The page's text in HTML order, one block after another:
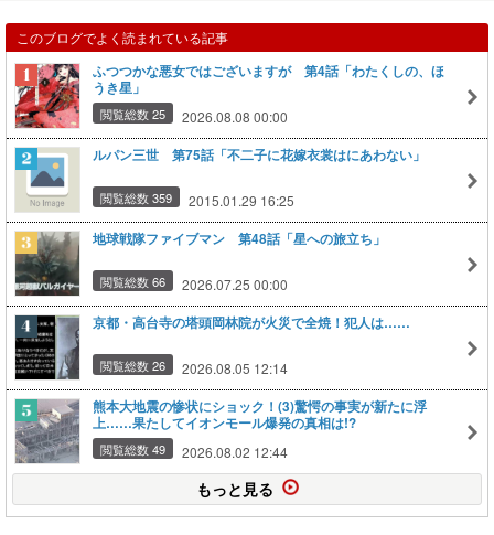
このブログでよく読まれている記事
ふつつかな悪女ではございますが 第4話「わたくしの、ほ
うき星」
閲覧総数 25 2026.08.08 00:00
ルパン三世 第75話「不二子に花嫁衣裳はにあわない」
閲覧総数 359 2015.01.29 16:25
地球戦隊ファイブマン 第48話「星への旅立ち」
閲覧総数 66 2026.07.25 00:00
京都・高台寺の塔頭岡林院が火災で全焼！犯人は……
閲覧総数 26 2026.08.05 12:14
熊本大地震の惨状にショック！(3)驚愕の事実が新たに浮
上……果たしてイオンモール爆発の真相は!?
閲覧総数 49 2026.08.02 12:44
もっと見る